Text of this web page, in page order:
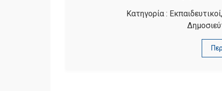
Κατηγορία : Εκπαιδευτικοί